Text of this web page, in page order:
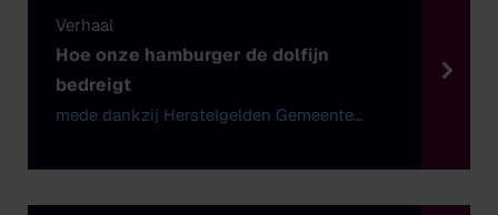
Verhaal
Hoe onze hamburger de dolfijn
bedreigt
mede dankzij Herstelgelden Gemeente